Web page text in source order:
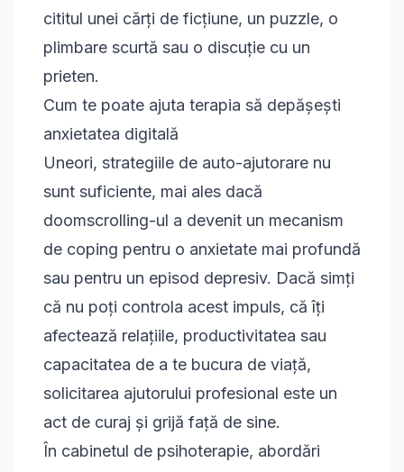
cititul unei cărți de ficțiune, un puzzle, o
plimbare scurtă sau o discuție cu un
prieten.
Cum te poate ajuta terapia să depășești
anxietatea digitală
Uneori, strategiile de auto-ajutorare nu
sunt suficiente, mai ales dacă
doomscrolling-ul a devenit un mecanism
de coping pentru o anxietate mai profundă
sau pentru un episod depresiv. Dacă simți
că nu poți controla acest impuls, că îți
afectează relațiile, productivitatea sau
capacitatea de a te bucura de viață,
solicitarea ajutorului profesional este un
act de curaj și grijă față de sine.
În cabinetul de psihoterapie, abordări